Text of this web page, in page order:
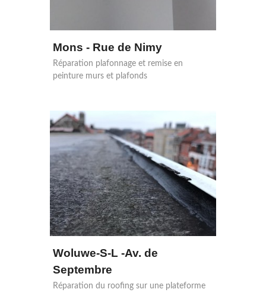
Mons - Rue de Nimy
Réparation plafonnage et remise en
peinture murs et plafonds
Woluwe-S-L -Av. de
Septembre
Réparation du roofing sur une plateforme